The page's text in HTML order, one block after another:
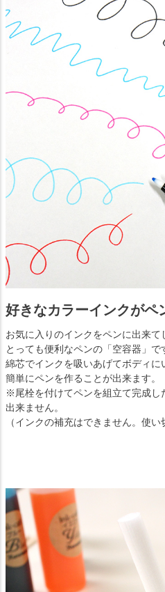
好きなカラーインクがペ
お気に入りのインクをペンに出来て
とっても便利なペンの「空容器」で
綿芯でインクを吸いあげてボディ
簡単にペンを作ることが出来ます。
※尾栓を付けてペンを組立て完成し
出来ません。
（インクの補充はできません。使い